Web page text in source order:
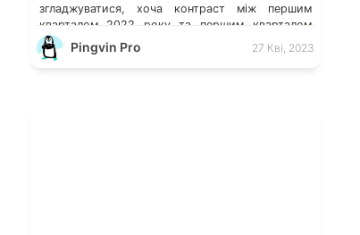
згладжуватися, хоча контраст між першим
кварталом 2022 року та першим кварталом
2023 року все ще помітний. Дослідження
Canalys: світове постачання смартфонів за 4-ий
Pingvin Pro 27 Кві, 2023